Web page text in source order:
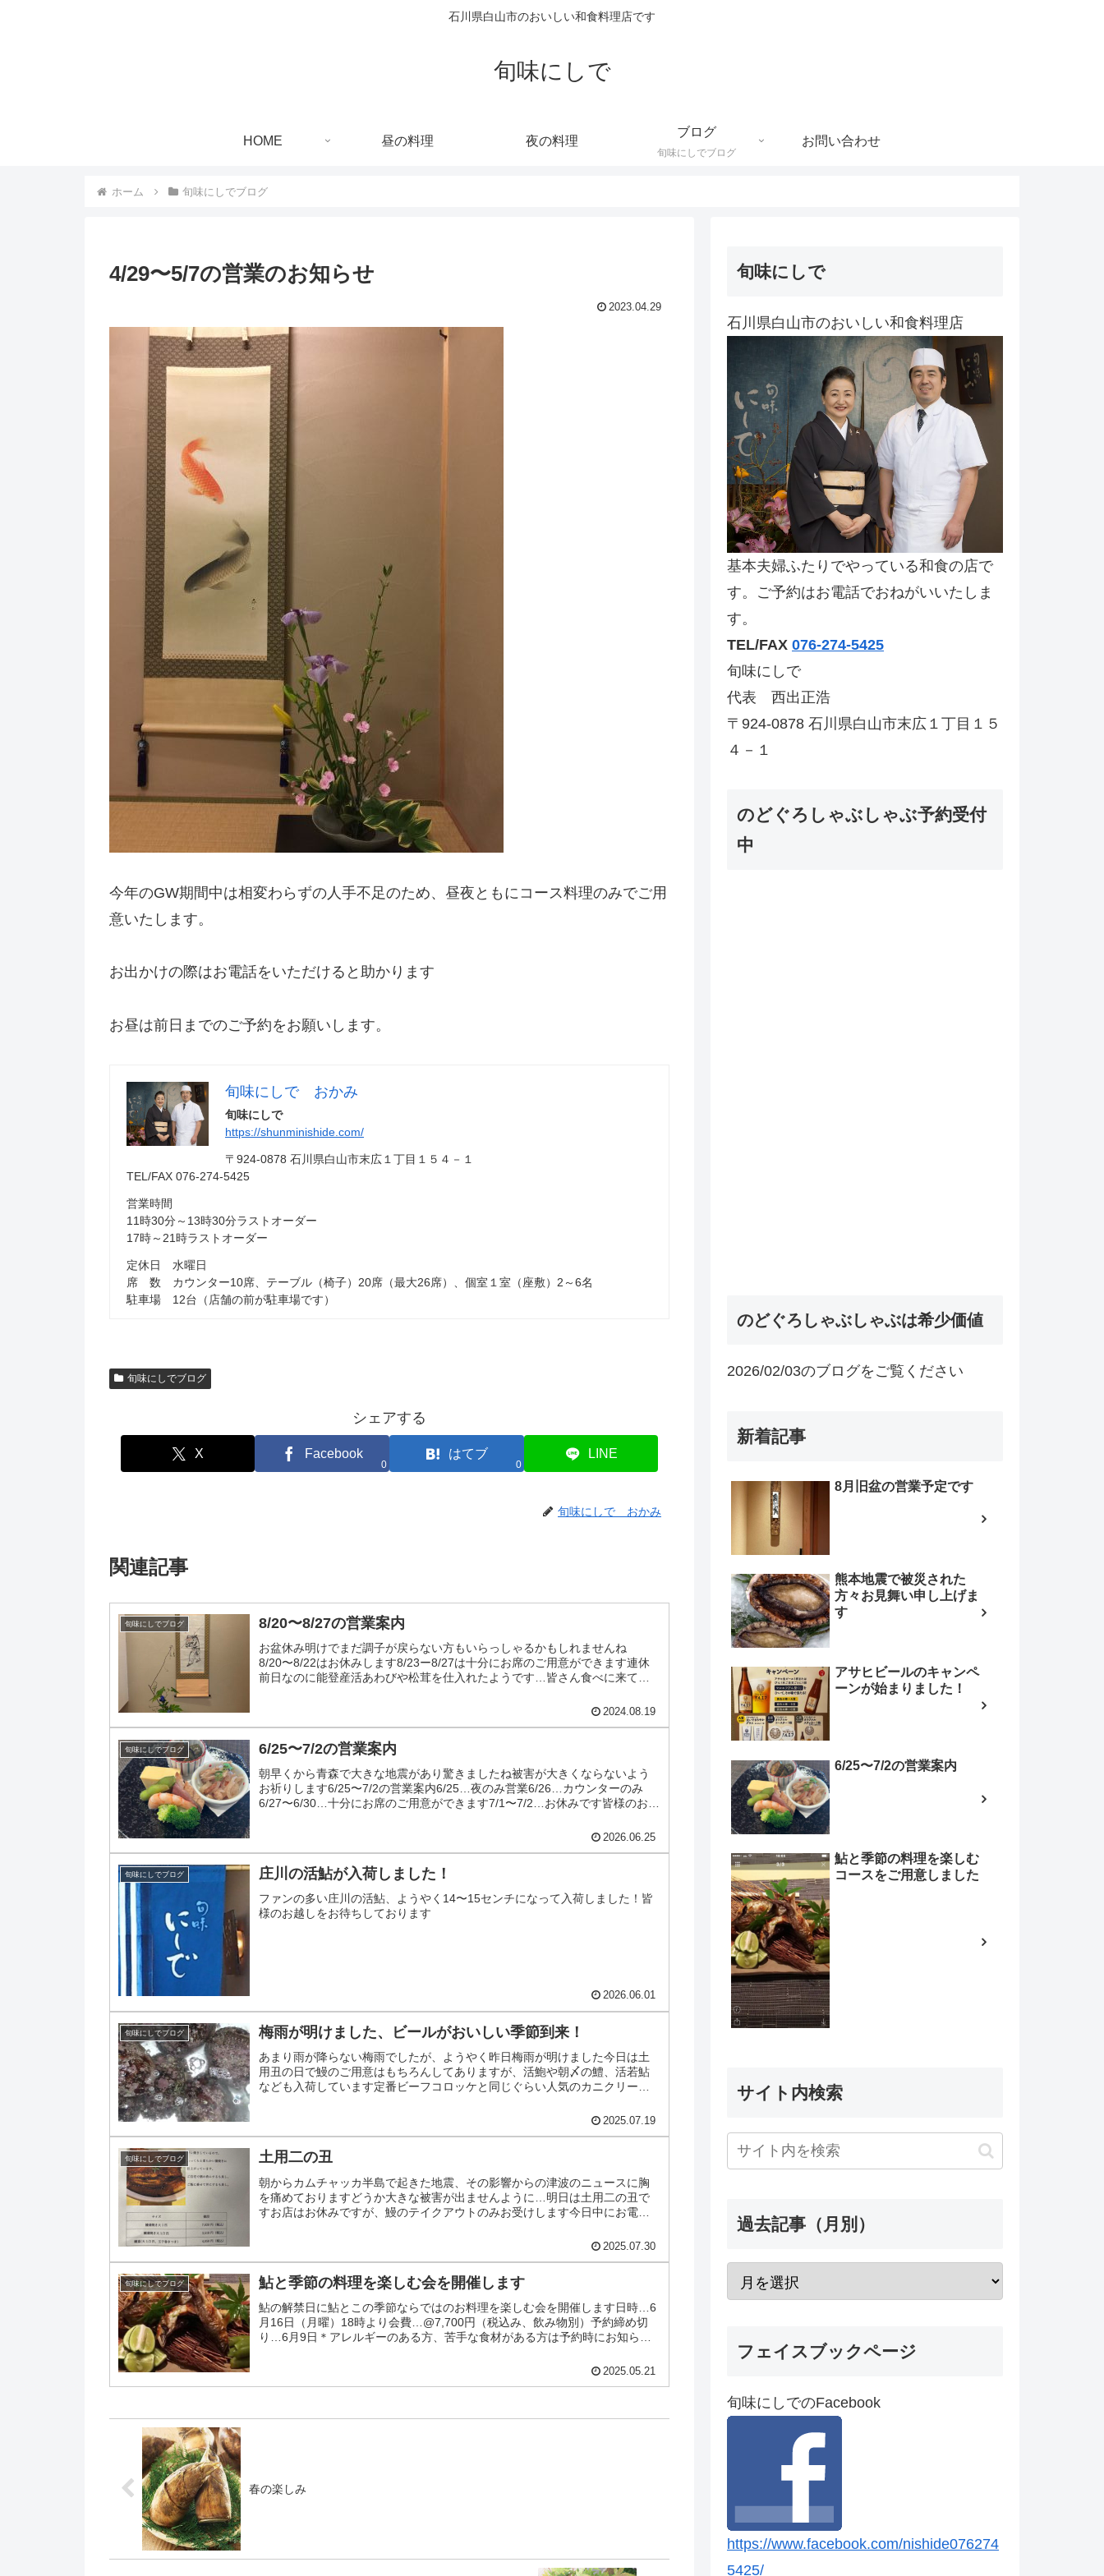
石川県白山市のおいしい和食料理店です
旬味にしで
HOME 昼の料理 夜の料理
ブログ
旬味にしでブログ
お問い合わせ
ホーム 旬味にしでブログ
4/29〜5/7の営業のお知らせ
2023.04.29
今年のGW期間中は相変わらずの人手不足のため、昼夜ともにコース料理のみでご用
意いたします。
お出かけの際はお電話をいただけると助かります
お昼は前日までのご予約をお願いします。
旬味にしで おかみ
旬味にしで
https://shunminishide.com/
〒924-0878 石川県白山市末広１丁目１５４－１
TEL/FAX 076-274-5425
営業時間
11時30分～13時30分ラストオーダー
17時～21時ラストオーダー
定休日 水曜日
席 数 カウンター10席、テーブル（椅子）20席（最大26席）、個室１室（座敷）2～6名
駐車場 12台（店舗の前が駐車場です）
旬味にしでブログ
シェアする
X Facebook
0
はてブ
0
LINE
旬味にしで おかみ
関連記事
旬味にしでブログ 8/20〜8/27の営業案内
お盆休み明けでまだ調子が戻らない方もいらっしゃるかもしれませんね
8/20〜8/22はお休みします8/23ー8/27は十分にお席のご用意ができます連休
前日なのに能登産活あわびや松茸を仕入れたようです…皆さん食べに来て下
2024.08.19
旬味にしでブログ 6/25〜7/2の営業案内
朝早くから青森で大きな地震があり驚きましたね被害が大きくならないよう
お祈りします6/25〜7/2の営業案内6/25…夜のみ営業6/26…カウンターのみ
6/27〜6/30…十分にお席のご用意ができます7/1〜7/2…お休みです皆様のお越
2026.06.25
旬味にしでブログ 庄川の活鮎が入荷しました！
ファンの多い庄川の活鮎、ようやく14〜15センチになって入荷しました！皆
様のお越しをお待ちしております
2026.06.01
旬味にしでブログ 梅雨が明けました、ビールがおいしい季節到来！
あまり雨が降らない梅雨でしたが、ようやく昨日梅雨が明けました今日は土
用丑の日で鰻のご用意はもちろんしてありますが、活鮑や朝〆の鱧、活若鮎
なども入荷しています定番ビーフコロッケと同じぐらい人気のカニクリーム
2025.07.19
旬味にしでブログ 土用二の丑
朝からカムチャッカ半島で起きた地震、その影響からの津波のニュースに胸
を痛めておりますどうか大きな被害が出ませんように…明日は土用二の丑で
すお店はお休みですが、鰻のテイクアウトのみお受けします今日中にお電話
2025.07.30
旬味にしでブログ 鮎と季節の料理を楽しむ会を開催します
鮎の解禁日に鮎とこの季節ならではのお料理を楽しむ会を開催します日時…6
月16日（月曜）18時より会費…@7,700円（税込み、飲み物別）予約締め切
り…6月9日＊アレルギーのある方、苦手な食材がある方は予約時にお知らせ
2025.05.21
春の楽しみ
旬味にしで
石川県白山市のおいしい和食料理店
基本夫婦ふたりでやっている和食の店で
す。ご予約はお電話でおねがいいたしま
す。
TEL/FAX 076-274-5425
旬味にしで
代表 西出正浩
〒924-0878 石川県白山市末広１丁目１５
４－１
のどぐろしゃぶしゃぶ予約受付
中
のどぐろしゃぶしゃぶは希少価値
2026/02/03のブログをご覧ください
新着記事
8月旧盆の営業予定です
熊本地震で被災された
方々お見舞い申し上げま
す
アサヒビールのキャンペ
ーンが始まりました！
6/25〜7/2の営業案内
鮎と季節の料理を楽しむ
コースをご用意しました
サイト内検索
過去記事（月別）
フェイスブックページ
旬味にしでのFacebook
https://www.facebook.com/nishide076274
5425/